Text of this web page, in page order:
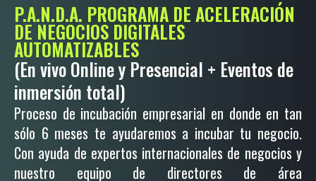
P.A.N.D.A. PROGRAMA DE ACELERACIÓN
DE NEGOCIOS DIGITALES
AUTOMATIZABLES
(En vivo Online y Presencial + Eventos de
inmersión total)
Proceso de incubación empresarial en donde en tan
sólo 6 meses te ayudaremos a incubar tu negocio.
Con ayuda de expertos internacionales de negocios y
nuestro equipo de directores de área